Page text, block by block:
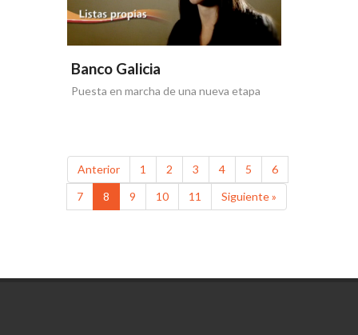
Banco Galicia
Puesta en marcha de una nueva etapa
Anterior 1 2 3 4 5
6
7
8 9 10 11 Siguiente »